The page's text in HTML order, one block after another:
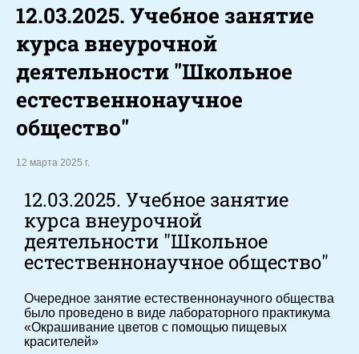
12.03.2025. Учебное занятие
курса внеурочной
деятельности "Школьное
естественнонаучное
общество"
12 марта 2025 г.
12.03.2025. Учебное занятие
курса внеурочной
деятельности "Школьное
естественнонаучное общество"
Очередное занятие естественнонаучного общества
было проведено в виде лабораторного практикума
«Окрашивание цветов с помощью пищевых
красителей»